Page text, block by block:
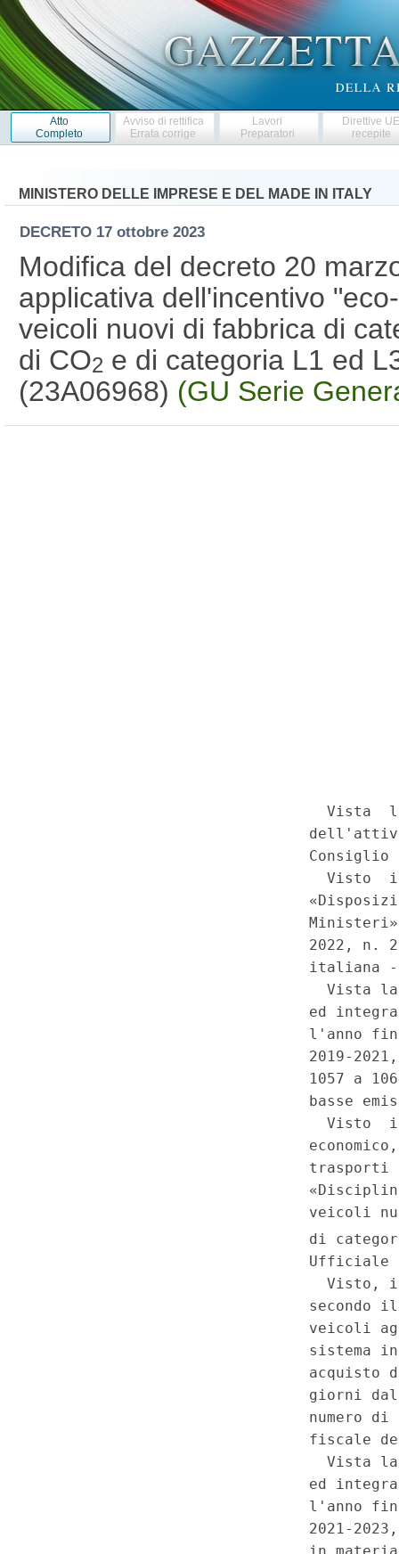
Atto
Completo
Avviso di rettifica
Errata corrige
Lavori
Preparatori
Direttive
recepite
MINISTERO DELLE IMPRESE E DEL MADE IN ITALY
DECRETO 17 ottobre 2023
Modifica del decreto 20
applicativa dell'incentivo
veicoli nuovi di fabbrica di
di CO2 e di categoria L1 ed
(23A06968) (GU Serie